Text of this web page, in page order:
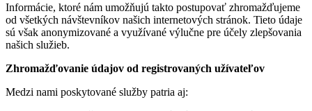
Informácie, ktoré nám umožňujú takto postupovať zhromažďujeme
od všetkých návštevníkov našich internetových stránok. Tieto údaje
sú však anonymizované a využívané výlučne pre účely zlepšovania
našich služieb.
Zhromažďovanie údajov od registrovaných užívateľov
Medzi nami poskytované služby patria aj: